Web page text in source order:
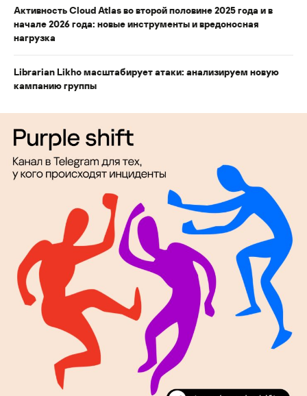
Активность Cloud Atlas во второй половине 2025 года и в
начале 2026 года: новые инструменты и вредоносная
нагрузка
Librarian Likho масштабирует атаки: анализируем новую
кампанию группы